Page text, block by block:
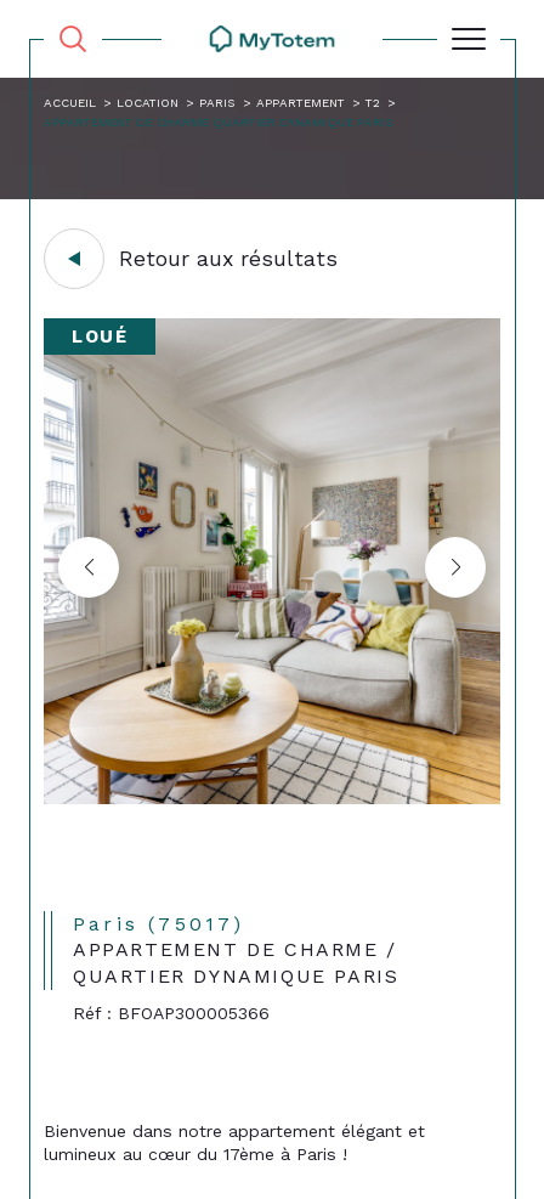
ACCUEIL LOCATION PARIS APPARTEMENT
T2
APPARTEMENT DE CHARME QUARTIER DYNAMIQUE PARIS
Retour aux résultats
LOUÉ
Paris (75017)
APPARTEMENT DE CHARME /
QUARTIER DYNAMIQUE PARIS
Réf : BFOAP300005366
Bienvenue dans notre appartement élégant et
lumineux au cœur du 17ème à Paris !